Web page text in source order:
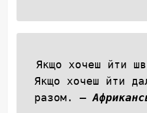
Якщо хочеш йти
Якщо хочеш йти
разом. –